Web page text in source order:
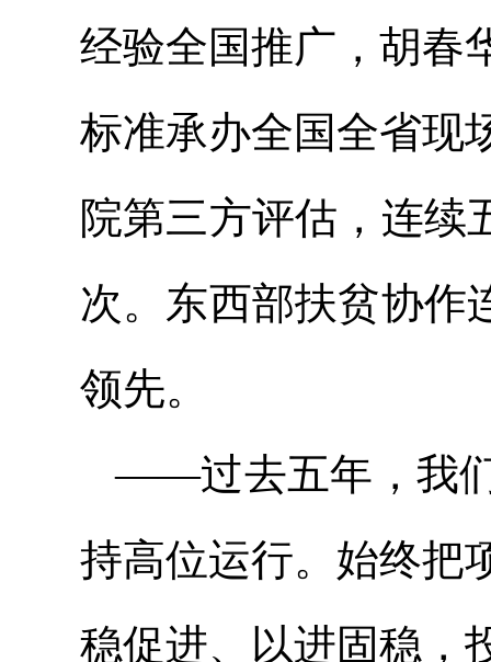
经验全国推广，胡春
标准承办全国全省现
院第三方评估，连续
次。东西部扶贫协作
领先。
——过去五年，我
持高位运行。始终把
稳促进、以进固稳，